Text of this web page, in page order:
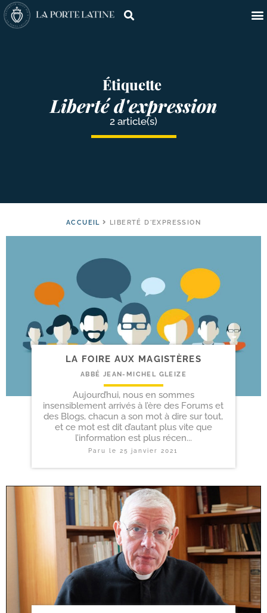
Étiquette
Liberté d'expression
2 article(s)
ACCUEIL LIBERTÉ D'EXPRESSION
LA FOIRE AUX MAGISTÈRES
ABBÉ JEAN-MICHEL GLEIZE
Aujourd’hui, nous en sommes
insensiblement arrivés à l’ère des Forums et
des Blogs, chacun a son mot à dire sur tout,
et ce mot est dit d’autant plus vite que
l’information est plus récen...
Paru le25 janvier 2021